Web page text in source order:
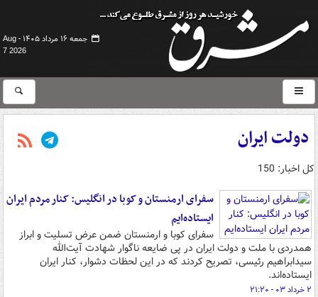
جمعه ۱۶ مرداد ۱۴۰۵ -
Aug
7 2026
دولت ایران
کل اخبار: 150
سفرای ارمنستان و کوبا در انگلیس: کنار مردم ایران
ایستاده‌ایم
سفرای کوبا و ارمنستان ضمن عرض تسلیت و ابراز
همدردی با ملت و دولت ایران در پی ضایعه ناگوار شهادت آیت‌الله
سیدابراهیم رئیسی، تصریح کردند که در این لحظات دشوار، کنار ایران
ایستاده‌اند.
۲ خرداد ۰۳ - ۲۱:۲۰